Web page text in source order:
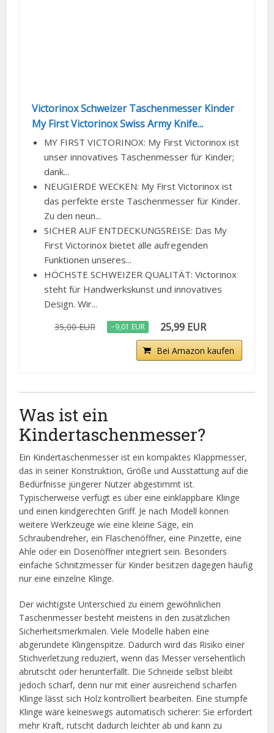
Victorinox Schweizer Taschenmesser Kinder
My First Victorinox Swiss Army Knife...
MY FIRST VICTORINOX: My First Victorinox ist
unser innovatives Taschenmesser für Kinder;
dank...
NEUGIERDE WECKEN: My First Victorinox ist
das perfekte erste Taschenmesser für Kinder.
Zu den neun...
SICHER AUF ENTDECKUNGSREISE: Das My
First Victorinox bietet alle aufregenden
Funktionen unseres...
HÖCHSTE SCHWEIZER QUALITÄT: Victorinox
steht für Handwerkskunst und innovatives
Design. Wir...
35,00 EUR −9,01 EUR 25,99 EUR
Bei Amazon kaufen
Was ist ein
Kindertaschenmesser?
Ein Kindertaschenmesser ist ein kompaktes Klappmesser,
das in seiner Konstruktion, Größe und Ausstattung auf die
Bedürfnisse jüngerer Nutzer abgestimmt ist.
Typischerweise verfügt es über eine einklappbare Klinge
und einen kindgerechten Griff. Je nach Modell können
weitere Werkzeuge wie eine kleine Säge, ein
Schraubendreher, ein Flaschenöffner, eine Pinzette, eine
Ahle oder ein Dosenöffner integriert sein. Besonders
einfache Schnitzmesser für Kinder besitzen dagegen häufig
nur eine einzelne Klinge.
Der wichtigste Unterschied zu einem gewöhnlichen
Taschenmesser besteht meistens in den zusätzlichen
Sicherheitsmerkmalen. Viele Modelle haben eine
abgerundete Klingenspitze. Dadurch wird das Risiko einer
Stichverletzung reduziert, wenn das Messer versehentlich
abrutscht oder herunterfällt. Die Schneide selbst bleibt
jedoch scharf, denn nur mit einer ausreichend scharfen
Klinge lässt sich Holz kontrolliert bearbeiten. Eine stumpfe
Klinge wäre keineswegs automatisch sicherer: Sie erfordert
mehr Kraft, rutscht dadurch leichter ab und kann zu